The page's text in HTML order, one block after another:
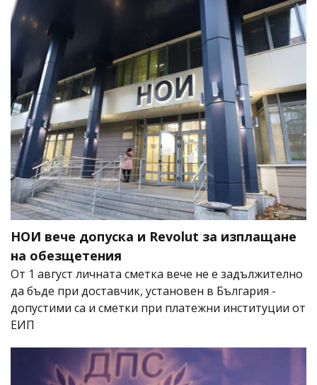
НОИ вече допуска и Revolut за изплащане
на обезщетения
От 1 август личната сметка вече не е задължително
да бъде при доставчик, установен в България -
допустими са и сметки при платежни институции от
ЕИП